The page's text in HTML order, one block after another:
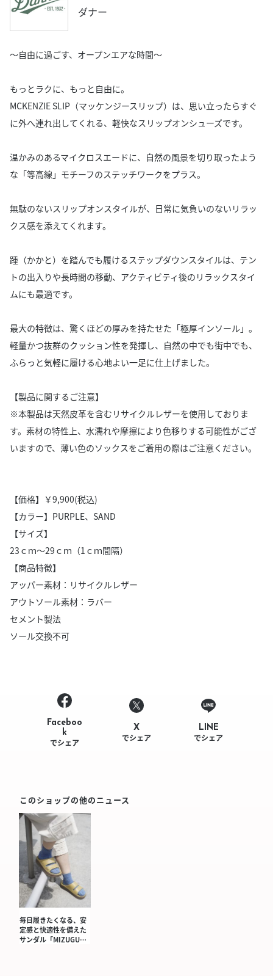
ダナー
〜自由に過ごす、オープンエアな時間〜
もっとラクに、もっと自由に。
MCKENZIE SLIP（マッケンジースリップ）は、思い立ったらすぐ
に外へ連れ出してくれる、軽快なスリップオンシューズです。
温かみのあるマイクロスエードに、自然の風景を切り取ったよう
な「等高線」モチーフのステッチワークをプラス。
無駄のないスリップオンスタイルが、日常に気負いのないリラッ
クス感を添えてくれます。
踵（かかと）を踏んでも履けるステップダウンスタイルは、テン
トの出入りや長時間の移動、アクティビティ後のリラックスタイ
ムにも最適です。
最大の特徴は、驚くほどの厚みを持たせた「極厚インソール」。
軽量かつ抜群のクッション性を発揮し、自然の中でも街中でも、
ふらっと気軽に履ける心地よい一足に仕上げました。
【製品に関するご注意】
※本製品は天然皮革を含むリサイクルレザーを使用しておりま
す。素材の特性上、水濡れや摩擦により色移りする可能性がござ
いますので、薄い色のソックスをご着用の際はご注意ください。
【価格】￥9,900(税込)
【カラー】PURPLE、SAND
【サイズ】
23ｃｍ～29ｃｍ（1ｃｍ間隔）
【商品特徴】
アッパー素材：リサイクルレザー
アウトソール素材：ラバー
セメント製法
ソール交換不可
Faceboo
k
でシェア
X
でシェア
LINE
でシェア
このショップの他のニュース
毎日履きたくなる、安
定感と快適性を備えた
サンダル「MIZUGU…